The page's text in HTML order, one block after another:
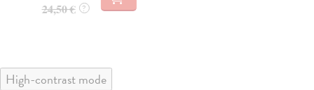
24,50 € ?
High-contrast mode